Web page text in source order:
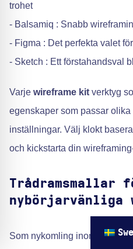
trohet
- Balsamiq : Snabb
- Figma : Det perfekta valet
- Sketch : Ett förstahandsval
Varje wireframe kit verktyg
egenskaper som passar
inställningar. Välj klokt
och kickstarta din
Trådramsmallar
nybörjarvänliga
Som nykomling inom